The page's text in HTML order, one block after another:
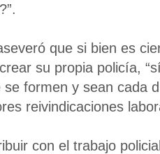
que si bien es
su propia policía,
formen y sean cada
reivindicaciones
con el trabajo